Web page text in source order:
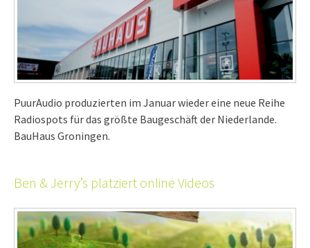
PuurAudio produzierten im Januar wieder eine neue Reihe
Radiospots für das größte Baugeschäft der Niederlande.
BauHaus Groningen.
Ben & Jerry’s platziert online Videos